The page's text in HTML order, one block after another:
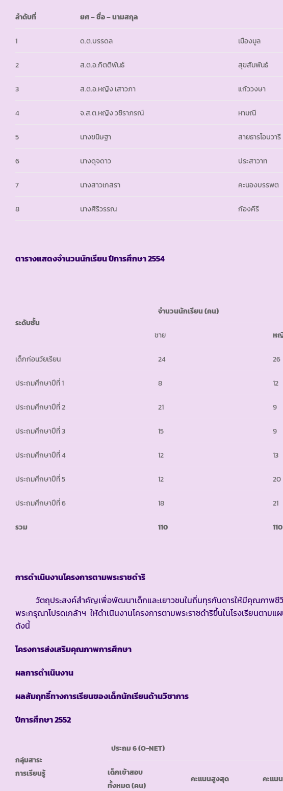
ลำดับที่ ยศ – ชื่อ – นามสกุล
1 ด.ต.บรรดล เมืองมูล
2 ส.ต.อ.กิตติพันธ์ สุขสัมพันธ์
3 ส.ต.อ.หญิง เสาวภา แก้ววงษา
4 จ.ส.ต.หญิง วชิราภรณ์ หามณี
5 นางขนิษฐา สายธารโอบวารี
6 นางดุจดาว ประสาวาท
7 นางสาวเกสรา คะนองบรรพต
8 นางศิริวรรณ ก้องคีรี
ตารางแสดงจำนวนนักเรียน ปีการศึกษา2554
ระดับชั้น
จำนวนนักเรียน (คน)
ชาย ห
เด็กก่อนวัยเรียน 24 26
ประถมศึกษาปีที่ 1 8 12
ประถมศึกษาปีที่ 2 21 9
ประถมศึกษาปีที่ 3 15 9
ประถมศึกษาปีที่ 4 12 13
ประถมศึกษาปีที่ 5 12 20
ประถมศึกษาปีที่ 6 18 21
รวม 110 110
การดำเนินงานโครงการตามพระราชดำริ
วัตถุประสงค์สำคัญเพื่อพัฒนาเด็กและเยาวชนในถิ่นทุรกันดารให้มีคุณภาพชีวิ
พระกรุณาโปรดเกล้าฯ ให้ดำเนินงานโครงการตามพระราชดำริขึ้นในโรงเรียนตาม
ดังนี้
โครงการส่งเสริมคุณภาพการศึกษา
ผลการดำเนินงาน
ผลสัมฤทธิ์ทางการเรียนของเด็กนักเรียนด้านวิชาการ
ปีการศึกษา 2552
กลุ่มสาระ
การเรียนรู้
ประถม 6 (O-NET)
เด็กเข้าสอบ
ทั้งหมด (คน)
คะแนนสูงสุด คะแน